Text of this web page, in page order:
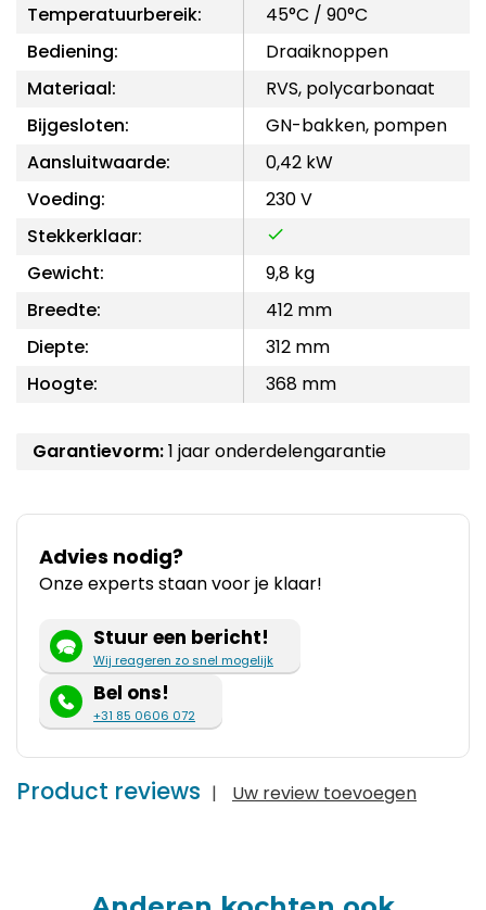
Temperatuurbereik:
45°C / 90°C
Bediening:
Draaiknoppen
Materiaal:
RVS, polycarbonaat
Bijgesloten:
GN-bakken, pompen
Aansluitwaarde:
0,42 kW
Voeding:
230 V
Stekkerklaar:
Gewicht:
9,8 kg
Breedte:
412 mm
Diepte:
312 mm
Hoogte:
368 mm
Garantievorm:1 jaar onderdelengarantie
Advies nodig?
Onze experts staan voor je klaar!
Stuur een bericht!
Wij reageren zo snel mogelijk
Bel ons!
+31 85 0606 072
Product reviews | Uw review toevoegen